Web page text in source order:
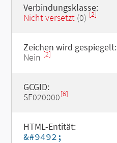
Verbindungsklasse:
Nicht versetzt(0) [2]
Zeichen wird gespiegelt:
Nein [2]
GCGID:
SF020000[6]
HTML-Entität:
&#9492;